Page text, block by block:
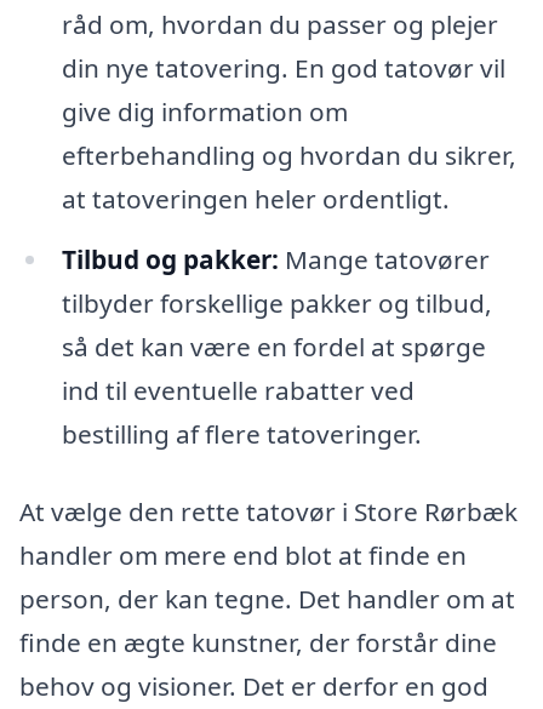
råd om, hvordan du passer og plejer
din nye tatovering. En god tatovør vil
give dig information om
efterbehandling og hvordan du sikrer,
at tatoveringen heler ordentligt.
Tilbud og pakker: Mange tatovører
tilbyder forskellige pakker og tilbud,
så det kan være en fordel at spørge
ind til eventuelle rabatter ved
bestilling af flere tatoveringer.
At vælge den rette tatovør i Store Rørbæk
handler om mere end blot at finde en
person, der kan tegne. Det handler om at
finde en ægte kunstner, der forstår dine
behov og visioner. Det er derfor en god